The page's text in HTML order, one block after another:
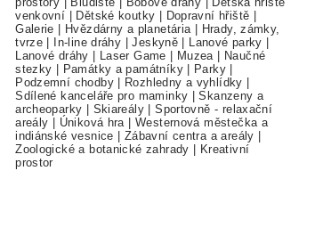
venkovní
Dětské koutky Dopravní hřiště
Galerie
Hvězdárny a planetária|
Hrady, zámky,
tvrze
In-line dráhy |Jeskyně Lanové parky
Lanové dráhy
Laser Game Muzea|
Naučné
stezky
Památky a památníky| Parky
Podzemní chodby| Rozhledny a vyhlídky
Sdílené kanceláře pro maminky |Skanzeny a
archeoparky
Skiareály |Sportovně - relaxační
areály
Úniková hra|Westernová městečka a
indiánské vesnice
Zábavní centra a areály
Zoologické a botanické zahrady
Kreativní
prostor